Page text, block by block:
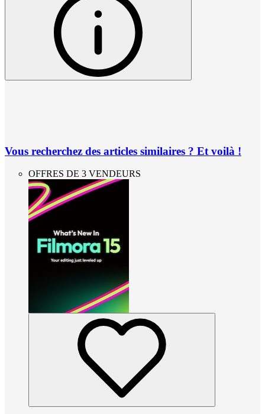
Vous recherchez des articles similaires ? Et voilà !
OFFRES DE 3 VENDEURS